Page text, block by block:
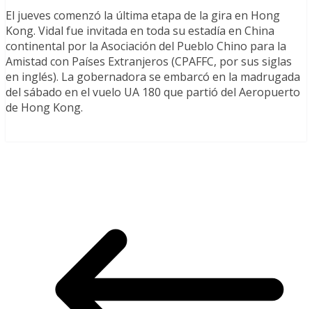
El jueves comenzó la última etapa de la gira en Hong
Kong. Vidal fue invitada en toda su estadía en China
continental por la Asociación del Pueblo Chino para la
Amistad con Países Extranjeros (CPAFFC, por sus siglas
en inglés). La gobernadora se embarcó en la madrugada
del sábado en el vuelo UA 180 que partió del Aeropuerto
de Hong Kong.